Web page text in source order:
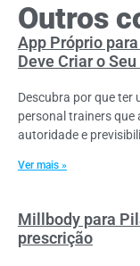
Outros
App Próprio
Deve Criar o
Descubra por que ter
personal trainers que
autoridade e
Ver mais »
Millbody para
prescrição